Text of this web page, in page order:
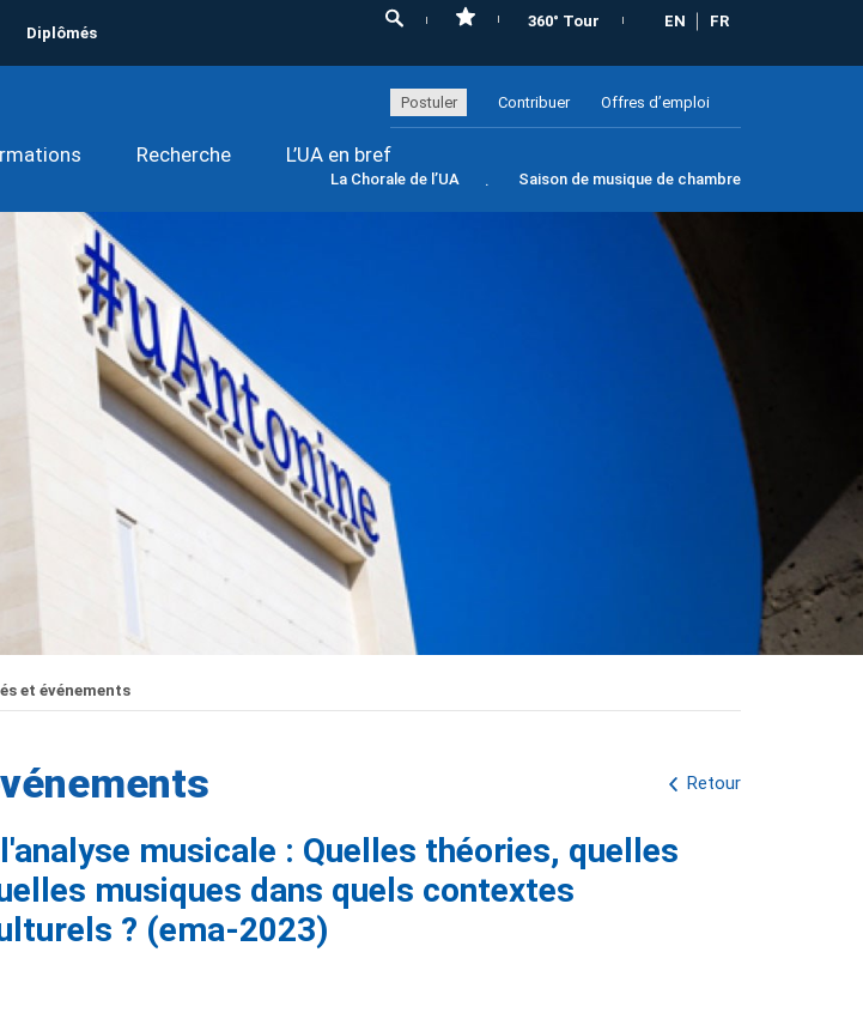
Diplômés
360° Tour EN FR
Postuler Contribuer Offres d’emploi
Recherche L’UA en bref
La Chorale de l’UA Saison de musique de chambre
et événements
Retour
musicale : Quelles théories, quelles
musiques dans quels contextes
? (ema-2023)